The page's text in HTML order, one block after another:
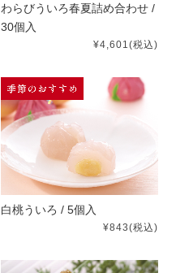
わらびういろ春夏詰め合わせ /
30個入
¥4,601 (税込)
白桃ういろ / 5個入
¥843(税込)